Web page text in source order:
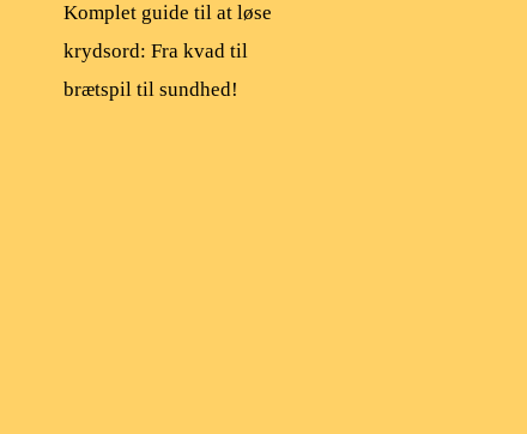
Komplet guide til at løse
krydsord: Fra kvad til
brætspil til sundhed!